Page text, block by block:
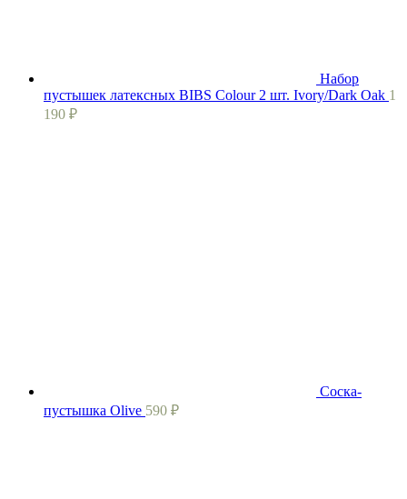
Набор
пустышек латексных BIBS Colour 2 шт. Ivory/Dark Oak 1
190 ₽
Соска-
пустышка Olive 590 ₽